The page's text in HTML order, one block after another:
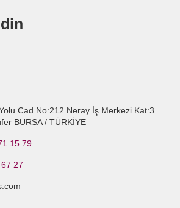
Cad No:212 Neray İş Merkezi Kat:3
BURSA / TÜRKİYE
15 79
27